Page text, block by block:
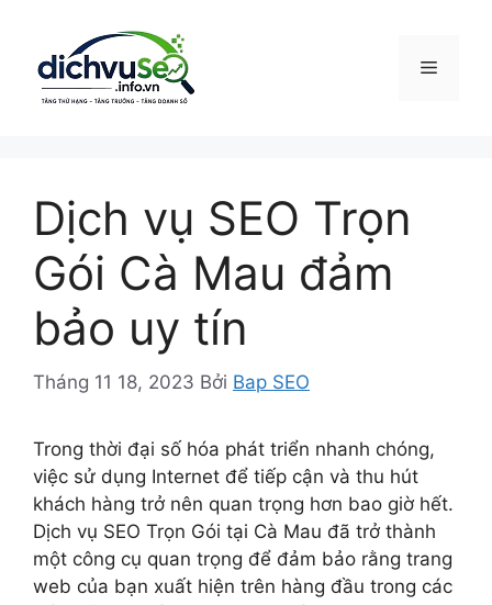
dung
Menu
Dịch vụ SEO Trọn
Gói Cà Mau đảm
bảo uy tín
Tháng 11 18, 2023 Bởi Bap SEO
Trong thời đại số hóa phát triển nhanh chóng,
việc sử dụng Internet để tiếp cận và thu hút
khách hàng trở nên quan trọng hơn bao giờ hết.
Dịch vụ SEO Trọn Gói tại Cà Mau đã trở thành
một công cụ quan trọng để đảm bảo rằng trang
web của bạn xuất hiện trên hàng đầu trong các